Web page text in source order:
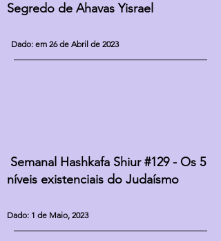
Segredo de Ahavas Yisrael
Dado: em 26 de Abril de 2023
Semanal Hashkafa Shiur #129 - Os 5
níveis existenciais do Judaísmo
Dado: 1 de Maio, 2023